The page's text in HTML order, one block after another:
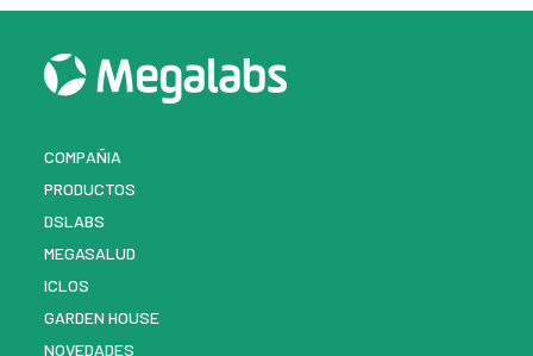
COMPAÑIA
PRODUCTOS
DSLABS
MEGASALUD
ICLOS
GARDEN HOUSE
NOVEDADES